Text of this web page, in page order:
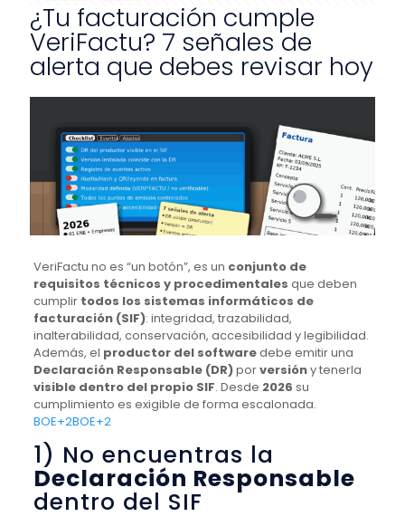
¿Tu facturación cumple
VeriFactu? 7 señales de
alerta que debes revisar hoy
VeriFactu no es “un botón”, es un conjunto de
requisitos técnicos y procedimentales que deben
cumplir todos los sistemas informáticos de
facturación (SIF): integridad, trazabilidad,
inalterabilidad, conservación, accesibilidad y legibilidad.
Además, el productor del softwaredebe emitir una
Declaración Responsable (DR)porversióny tenerla
visible dentro del propio SIF. Desde 2026 su
cumplimiento es exigible de forma escalonada.
BOE+2BOE+2
1) No encuentras la
Declaración Responsable
dentro del SIF